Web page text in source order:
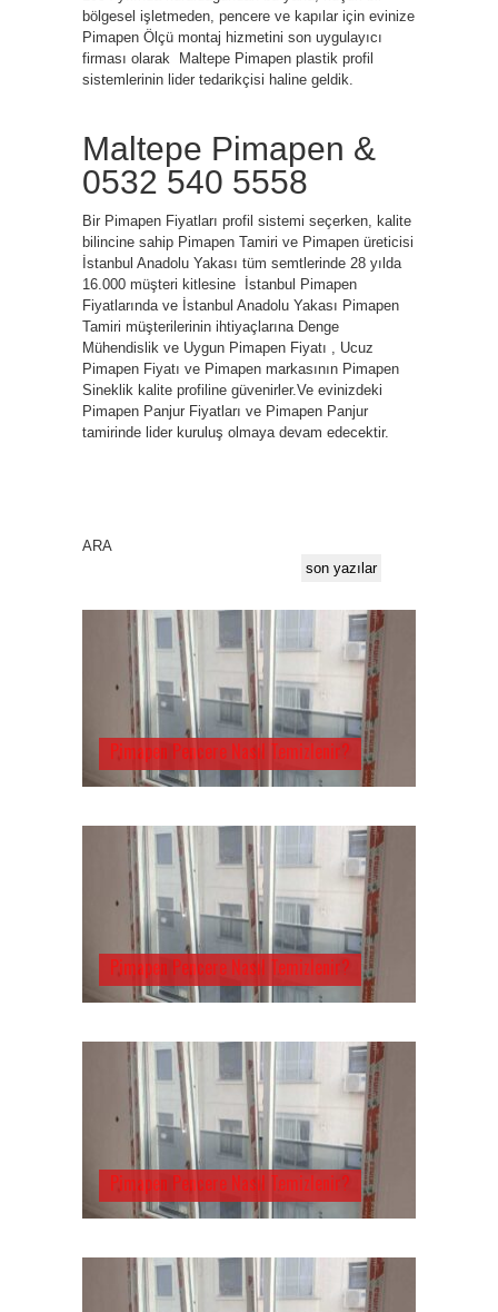
bölgesel işletmeden, pencere ve kapılar için evinize
Pimapen Ölçü montaj hizmetini son uygulayıcı
firması olarak Maltepe Pimapen plastik profil
sistemlerinin lider tedarikçisi haline geldik.
Maltepe Pimapen &
0532 540 5558
Bir Pimapen Fiyatları profil sistemi seçerken, kalite
bilincine sahip Pimapen Tamiri ve Pimapen üreticisi
İstanbul Anadolu Yakası tüm semtlerinde 28 yılda
16.000 müşteri kitlesine İstanbul Pimapen
Fiyatlarında ve İstanbul Anadolu Yakası Pimapen
Tamiri müşterilerinin ihtiyaçlarına Denge
Mühendislik ve Uygun Pimapen Fiyatı , Ucuz
Pimapen Fiyatı ve Pimapen markasının Pimapen
Sineklik kalite profiline güvenirler.Ve evinizdeki
Pimapen Panjur Fiyatları ve Pimapen Panjur
tamirinde lider kuruluş olmaya devam edecektir.
ARA
son yazılar
Pimapen Pencere Nasıl Temizlenir?
Pimapen Pencere Nasıl Temizlenir?
Pimapen Pencere Nasıl Temizlenir?